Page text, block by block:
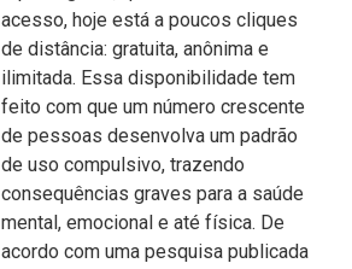
acesso, hoje está a poucos cliques
de distância: gratuita, anônima e
ilimitada. Essa disponibilidade tem
feito com que um número crescente
de pessoas desenvolva um padrão
de uso compulsivo, trazendo
consequências graves para a saúde
mental, emocional e até física. De
acordo com uma pesquisa publicada